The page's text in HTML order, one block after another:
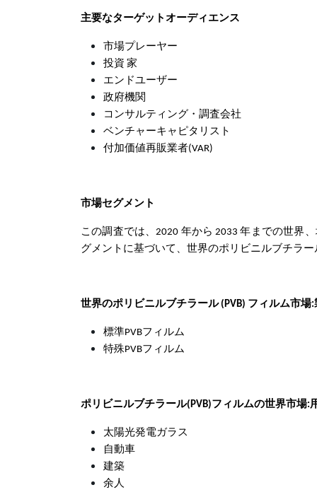
主要なターゲットオーディエンス
市場プレーヤー
投資 家
エンドユーザー
政府機関
コンサルティング・調査会社
ベンチャーキャピタリスト
付加価値再販業者(VAR)
市場セグメント
この調査では、2020 年から 2033 年までの世界
グメントに基づいて、世界のポリビニルブチラ
世界のポリビニルブチラール (PVB) フィルム市場
標準PVBフィルム
特殊PVBフィルム
ポリビニルブチラール(PVB)フィルムの世界市場:
太陽光発電ガラス
自動車
建築
余人